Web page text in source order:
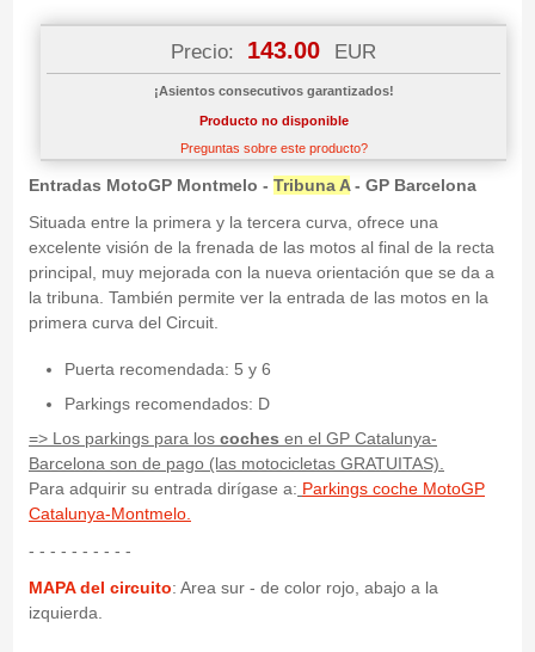
Precio: 143.00 EUR
¡Asientos consecutivos garantizados!
Producto no disponible
Preguntas sobre este producto?
Entradas MotoGP Montmelo - Tribuna A- GP Barcelona
Situada entre la primera y la tercera curva, ofrece una
excelente visión de la frenada de las motos al final de la recta
principal, muy mejorada con la nueva orientación que se da a
la tribuna. También permite ver la entrada de las motos en la
primera curva del Circuit.
Puerta recomendada: 5 y 6
Parkings recomendados: D
=> Los parkings para los coches en el GP Catalunya-
Barcelona son de pago (las motocicletas GRATUITAS).
Para adquirir su entrada dirígase a: Parkings coche MotoGP
Catalunya-Montmelo.
- - - - - - - - - -
MAPA del circuito: Area sur - de color rojo, abajo a la
izquierda.